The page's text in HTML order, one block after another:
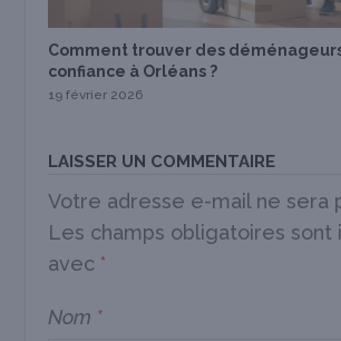
Comment trouver des
confiance à Orléans ?
19 février 2026
LAISSER UN COMMENTAIRE
Votre adresse e-mail ne sera
Les champs obligatoires sont
avec *
Nom *